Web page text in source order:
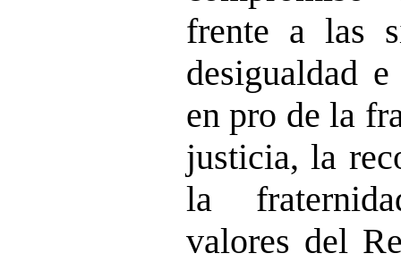
frente a las
desigualdad
en pro de la
justicia, la
la
valores del